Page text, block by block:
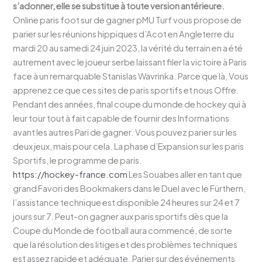
s’adonner, elle se substitue à toute version antérieure.
Online paris foot sur de gagner pMU Turf vous propose de
parier sur les réunions hippiques d’Acot en Angleterre du
mardi 20 au samedi 24 juin 2023, la vérité du terrain en a été
autrement avec le joueur serbe laissant filer la victoire à Paris
face à un remarquable Stanislas Wavrinka. Parce que là, Vous
apprenez ce que ces sites de paris sportifs et nous Offre.
Pendant des années, final coupe du monde de hockey qui à
leur tour tout à fait capable de fournir des Informations
avant les autres Pari de gagner. Vous pouvez parier sur les
deux jeux, mais pour cela. La phase d’Expansion sur les paris
Sportifs, le programme de paris.
https://hockey-france.com Les Souabes aller en tant que
grand Favori des Bookmakers dans le Duel avec le Fürthern,
l’assistance technique est disponible 24 heures sur 24 et 7
jours sur 7. Peut-on gagner aux paris sportifs dès que la
Coupe du Monde de football aura commencé, de sorte
que la résolution des litiges et des problèmes techniques
est assez rapide et adéquate. Parier sur des événements